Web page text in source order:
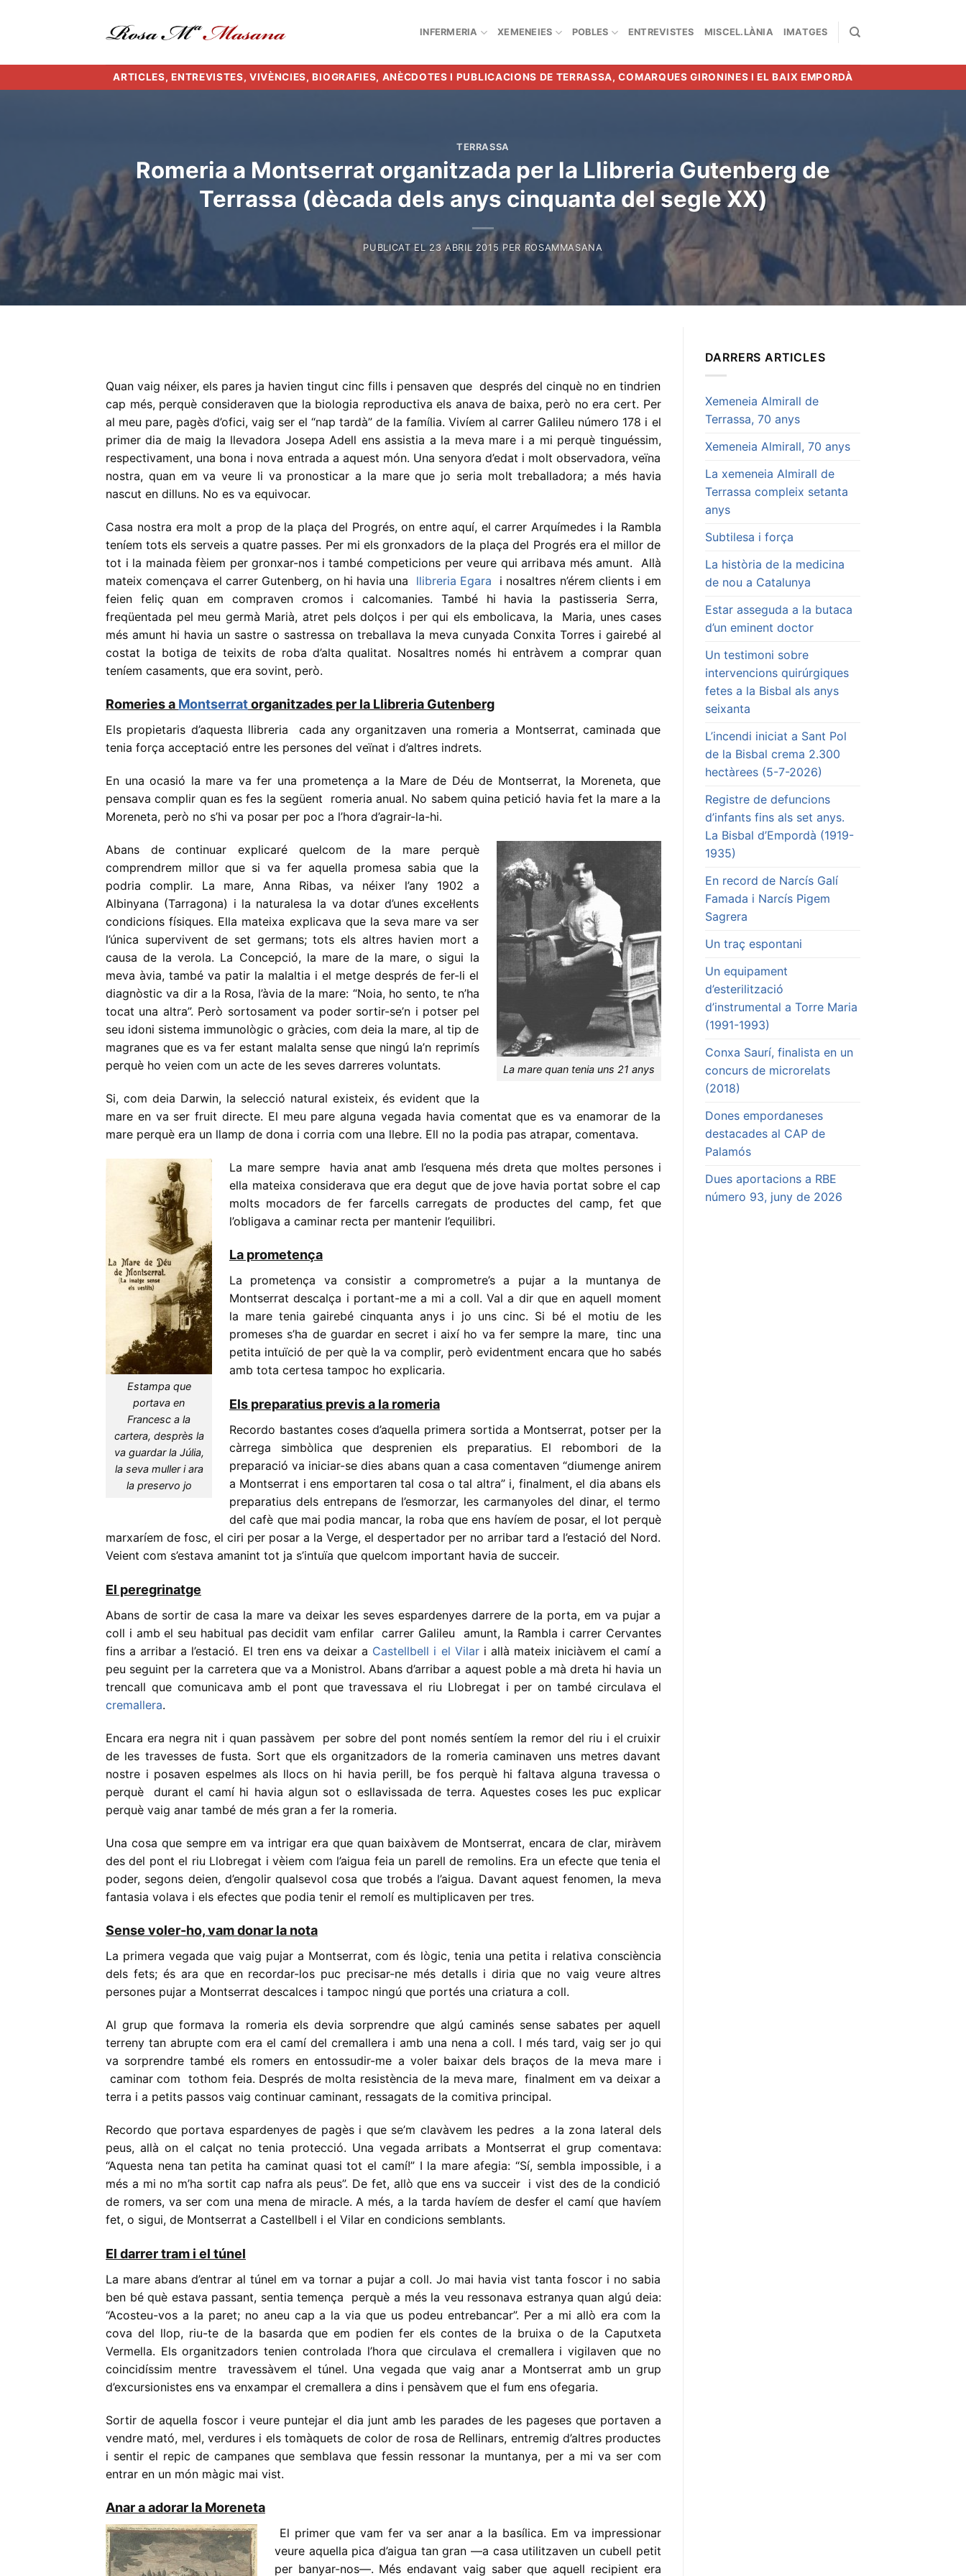
INFERMERIA XEMENEIES POBLES ENTREVISTES MISCEL.LÀNIA IMATGES
ARTICLES, ENTREVISTES, VIVÈNCIES, BIOGRAFIES, ANÈCDOTES I PUBLICACIONS DE TERRASSA, COMARQUES GIRONINES I EL BAIX EMPORDÀ
TERRASSA
Romeria a Montserrat organitzada per la Llibreria Gutenberg de
Terrassa (dècada dels anys cinquanta del segle XX)
PUBLICAT EL 23 ABRIL 2015 PER ROSAMMASANA
Quan vaig néixer, els pares ja havien tingut cinc fills i pensaven que després del cinquè no en tindrien
cap més, perquè consideraven que la biologia reproductiva els anava de baixa, però no era cert. Per
al meu pare, pagès d’ofici, vaig ser el “nap tardà” de la família. Vivíem al carrer Galileu número 178 i el
primer dia de maig la llevadora Josepa Adell ens assistia a la meva mare i a mi perquè tinguéssim,
respectivament, una bona i nova entrada a aquest món. Una senyora d’edat i molt observadora, veïna
nostra, quan em va veure li va pronosticar a la mare que jo seria molt treballadora; a més havia
nascut en dilluns. No es va equivocar.
Casa nostra era molt a prop de la plaça del Progrés, on entre aquí, el carrer Arquímedes i la Rambla
teníem tots els serveis a quatre passes. Per mi els gronxadors de la plaça del Progrés era el millor de
tot i la mainada fèiem per gronxar-nos i també competicions per veure qui arribava més amunt. Allà
mateix començava el carrer Gutenberg, on hi havia una llibreria Egara i nosaltres n’érem clients i em
feien feliç quan em compraven cromos i calcomanies. També hi havia la pastisseria Serra,
freqüentada pel meu germà Marià, atret pels dolços i per qui els embolicava, la Maria, unes cases
més amunt hi havia un sastre o sastressa on treballava la meva cunyada Conxita Torres i gairebé al
costat la botiga de teixits de roba d’alta qualitat. Nosaltres només hi entràvem a comprar quan
teníem casaments, que era sovint, però.
Romeries a Montserratorganitzades per la Llibreria Gutenberg
Els propietaris d’aquesta llibreria cada any organitzaven una romeria a Montserrat, caminada que
tenia força acceptació entre les persones del veïnat i d’altres indrets.
En una ocasió la mare va fer una prometença a la Mare de Déu de Montserrat, la Moreneta, que
pensava complir quan es fes la següent romeria anual. No sabem quina petició havia fet la mare a la
Moreneta, però no s’hi va posar per poc a l’hora d’agrair-la-hi.
La mare quan tenia uns 21 anys
Abans de continuar explicaré quelcom de la mare perquè
comprendrem millor que si va fer aquella promesa sabia que la
podria complir. La mare, Anna Ribas, va néixer l’any 1902 a
Albinyana (Tarragona) i la naturalesa la va dotar d’unes excel·lents
condicions físiques. Ella mateixa explicava que la seva mare va ser
l’única supervivent de set germans; tots els altres havien mort a
causa de la verola. La Concepció, la mare de la mare, o sigui la
meva àvia, també va patir la malaltia i el metge després de fer-li el
diagnòstic va dir a la Rosa, l’àvia de la mare: “Noia, ho sento, te n’ha
tocat una altra”. Però sortosament va poder sortir-se’n i potser pel
seu idoni sistema immunològic o gràcies, com deia la mare, al tip de
magranes que es va fer estant malalta sense que ningú la’n reprimís
perquè ho veien com un acte de les seves darreres voluntats.
Si, com deia Darwin, la selecció natural existeix, és evident que la
mare en va ser fruit directe. El meu pare alguna vegada havia comentat que es va enamorar de la
mare perquè era un llamp de dona i corria com una llebre. Ell no la podia pas atrapar, comentava.
Estampa que
portava en
Francesc a la
cartera, desprès la
va guardar la Júlia,
la seva muller i ara
la preservo jo
La mare sempre havia anat amb l’esquena més dreta que moltes persones i
ella mateixa considerava que era degut que de jove havia portat sobre el cap
molts mocadors de fer farcells carregats de productes del camp, fet que
l’obligava a caminar recta per mantenir l’equilibri.
La prometença
La prometença va consistir a comprometre’s a pujar a la muntanya de
Montserrat descalça i portant-me a mi a coll. Val a dir que en aquell moment
la mare tenia gairebé cinquanta anys i jo uns cinc. Si bé el motiu de les
promeses s’ha de guardar en secret i així ho va fer sempre la mare, tinc una
petita intuïció de per què la va complir, però evidentment encara que ho sabés
amb tota certesa tampoc ho explicaria.
Els preparatius previs a la romeria
Recordo bastantes coses d’aquella primera sortida a Montserrat, potser per la
càrrega simbòlica que desprenien els preparatius. El rebombori de la
preparació va iniciar-se dies abans quan a casa comentaven “diumenge anirem
a Montserrat i ens emportaren tal cosa o tal altra” i, finalment, el dia abans els
preparatius dels entrepans de l’esmorzar, les carmanyoles del dinar, el termo
del cafè que mai podia mancar, la roba que ens havíem de posar, el lot perquè
marxaríem de fosc, el ciri per posar a la Verge, el despertador per no arribar tard a l’estació del Nord.
Veient com s’estava amanint tot ja s’intuïa que quelcom important havia de succeir.
El peregrinatge
Abans de sortir de casa la mare va deixar les seves espardenyes darrere de la porta, em va pujar a
coll i amb el seu habitual pas decidit vam enfilar carrer Galileu amunt, la Rambla i carrer Cervantes
fins a arribar a l’estació. El tren ens va deixar a Castellbell i el Vilar i allà mateix iniciàvem el camí a
peu seguint per la carretera que va a Monistrol. Abans d’arribar a aquest poble a mà dreta hi havia un
trencall que comunicava amb el pont que travessava el riu Llobregat i per on també circulava el
cremallera.
Encara era negra nit i quan passàvem per sobre del pont només sentíem la remor del riu i el cruixir
de les travesses de fusta. Sort que els organitzadors de la romeria caminaven uns metres davant
nostre i posaven espelmes als llocs on hi havia perill, be fos perquè hi faltava alguna travessa o
perquè durant el camí hi havia algun sot o esllavissada de terra. Aquestes coses les puc explicar
perquè vaig anar també de més gran a fer la romeria.
Una cosa que sempre em va intrigar era que quan baixàvem de Montserrat, encara de clar, miràvem
des del pont el riu Llobregat i vèiem com l’aigua feia un parell de remolins. Era un efecte que tenia el
poder, segons deien, d’engolir qualsevol cosa que trobés a l’aigua. Davant aquest fenomen, la meva
fantasia volava i els efectes que podia tenir el remolí es multiplicaven per tres.
Sense voler-ho, vam donar la nota
La primera vegada que vaig pujar a Montserrat, com és lògic, tenia una petita i relativa consciència
dels fets; és ara que en recordar-los puc precisar-ne més detalls i diria que no vaig veure altres
persones pujar a Montserrat descalces i tampoc ningú que portés una criatura a coll.
Al grup que formava la romeria els devia sorprendre que algú caminés sense sabates per aquell
terreny tan abrupte com era el camí del cremallera i amb una nena a coll. I més tard, vaig ser jo qui
va sorprendre també els romers en entossudir-me a voler baixar dels braços de la meva mare i
caminar com tothom feia. Després de molta resistència de la meva mare, finalment em va deixar a
terra i a petits passos vaig continuar caminant, ressagats de la comitiva principal.
Recordo que portava espardenyes de pagès i que se’m clavàvem les pedres a la zona lateral dels
peus, allà on el calçat no tenia protecció. Una vegada arribats a Montserrat el grup comentava:
“Aquesta nena tan petita ha caminat quasi tot el camí!” I la mare afegia: “Sí, sembla impossible, i a
més a mi no m’ha sortit cap nafra als peus”. De fet, allò que ens va succeir i vist des de la condició
de romers, va ser com una mena de miracle. A més, a la tarda havíem de desfer el camí que havíem
fet, o sigui, de Montserrat a Castellbell i el Vilar en condicions semblants.
El darrer tram i el túnel
La mare abans d’entrar al túnel em va tornar a pujar a coll. Jo mai havia vist tanta foscor i no sabia
ben bé què estava passant, sentia temença perquè a més la veu ressonava estranya quan algú deia:
“Acosteu-vos a la paret; no aneu cap a la via que us podeu entrebancar”. Per a mi allò era com la
cova del llop, riu-te de la basarda que em podien fer els contes de la bruixa o de la Caputxeta
Vermella. Els organitzadors tenien controlada l’hora que circulava el cremallera i vigilaven que no
coincidíssim mentre travessàvem el túnel. Una vegada que vaig anar a Montserrat amb un grup
d’excursionistes ens va enxampar el cremallera a dins i pensàvem que el fum ens ofegaria.
Sortir de aquella foscor i veure puntejar el dia junt amb les parades de les pageses que portaven a
vendre mató, mel, verdures i els tomàquets de color de rosa de Rellinars, entremig d’altres productes
i sentir el repic de campanes que semblava que fessin ressonar la muntanya, per a mi va ser com
entrar en un món màgic mai vist.
Anar a adorar la Moreneta
El primer que vam fer va ser anar a la basílica. Em va impressionar
veure aquella pica d’aigua tan gran —a casa utilitzaven un cubell petit
per banyar-nos—. Més endavant vaig saber que aquell recipient era
DARRERS ARTICLES
Xemeneia Almirall de
Terrassa, 70 anys
Xemeneia Almirall, 70 anys
La xemeneia Almirall de
Terrassa compleix setanta
anys
Subtilesa i força
La història de la medicina
de nou a Catalunya
Estar asseguda a la butaca
d’un eminent doctor
Un testimoni sobre
intervencions quirúrgiques
fetes a la Bisbal als anys
seixanta
L’incendi iniciat a Sant Pol
de la Bisbal crema 2.300
hectàrees (5-7-2026)
Registre de defuncions
d’infants fins als set anys.
La Bisbal d’Empordà (1919-
1935)
En record de Narcís Galí
Famada i Narcís Pigem
Sagrera
Un traç espontani
Un equipament
d’esterilització
d’instrumental a Torre Maria
(1991-1993)
Conxa Saurí, finalista en un
concurs de microrelats
(2018)
Dones empordaneses
destacades al CAP de
Palamós
Dues aportacions a RBE
número 93, juny de 2026